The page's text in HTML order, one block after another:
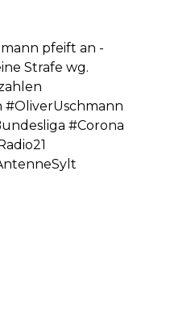
pfeift an -
Strafe wg.
#Corona